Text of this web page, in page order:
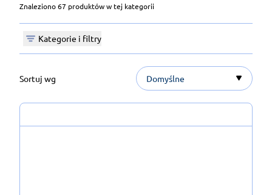
Znaleziono 67 produktów w tej kategorii
Kategorie i filtry
Sortuj wg Domyślne